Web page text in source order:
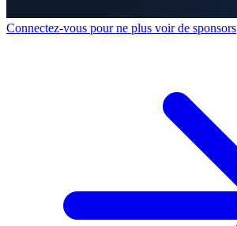
Connectez-vous pour ne plus voir de sponsors